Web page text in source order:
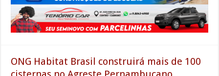
ONG Habitat Brasil construirá mais de 100